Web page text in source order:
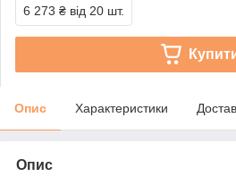
6 273 ₴ від 20 шт.
Опис Характеристики
Опис